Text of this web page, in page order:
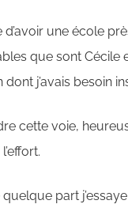
une école
que sont Cécile
j’avais besoin
cette voie,
part